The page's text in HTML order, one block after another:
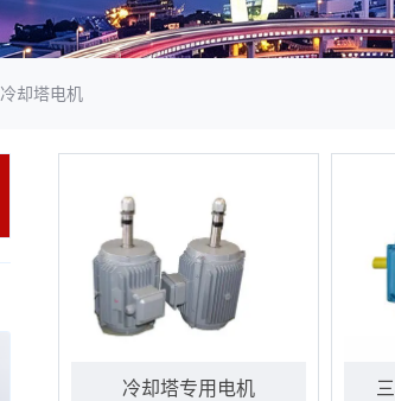
冷却塔电机
冷却塔专用电机